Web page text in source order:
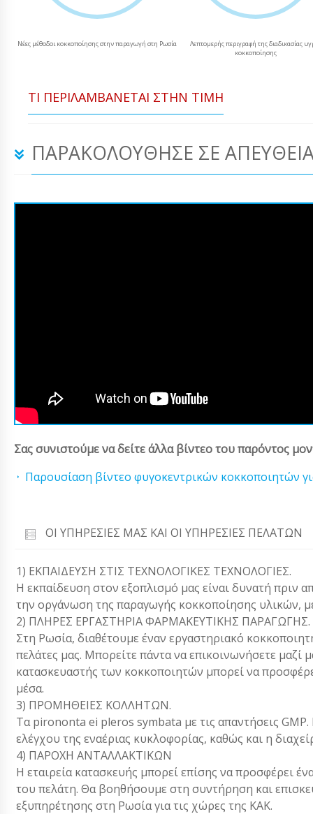
Νέες μέθοδοι κοκκοποίησης στην παραγωγή στη Ρωσία
Λεπτομερής περιγραφή της διαδικασίας
κοκκοποίησης
ΤΙ ΠΕΡΙΛΑΜΒΆΝΕΤΑΙ ΣΤΗΝ ΤΙΜΉ
ΠΑΡΑΚΟΛΟΎΘΗΣΕ ΣΕ
Σας συνιστούμε να δείτε άλλα βίντεο του παρόντος
Παρουσίαση βίντεο φυγοκεντρικών κοκκοποιητών
ΟΙ ΥΠΗΡΕΣΊΕΣ ΜΑΣ ΚΑΙ ΟΙ ΥΠΗΡΕΣΊΕΣ ΠΕΛΑΤΏΝ
1) ΕΚΠΑΙΔΕΥΣΗ ΣΤΙΣ ΤΕΧΝΟΛΟΓΙΚΕΣ ΤΕΧΝΟΛΟΓΙΕΣ.
Η εκπαίδευση στον εξοπλισμό μας είναι δυνατή πριν
την οργάνωση της παραγωγής κοκκοποίησης υλικών,
2) ΠΛΗΡΕΣ ΕΡΓΑΣΤΗΡΙΑ ΦΑΡΜΑΚΕΥΤΙΚΗΣ ΠΑΡΑΓΩΓΗΣ.
Στη Ρωσία, διαθέτουμε έναν εργαστηριακό
πελάτες μας. Μπορείτε πάντα να επικοινωνήσετε μαζί
κατασκευαστής των κοκκοποιητών μπορεί να
μέσα.
3) ΠΡΟΜΗΘΕΙΕΣ ΚΟΛΛΗΤΩΝ.
Τα pirononta ei pleros symbata με τις απαντήσεις
ελέγχου της εναέριας κυκλοφορίας, καθώς και η
4) ΠΑΡΟΧΗ ΑΝΤΑΛΛΑΚΤΙΚΩΝ
Η εταιρεία κατασκευής μπορεί επίσης να προσφέρει
του πελάτη. Θα βοηθήσουμε στη συντήρηση και
εξυπηρέτησης στη Ρωσία για τις χώρες της ΚΑΚ.